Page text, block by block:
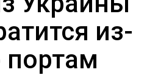
из-
портам